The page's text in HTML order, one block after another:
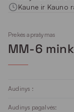
Kaune ir Kauno
Prekės aprašymas
MM-6
Audinys :
Audinys pagalvės: